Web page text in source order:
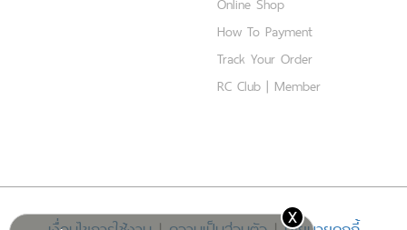
x
How To Payment
Track Your Order
RC Club | Member